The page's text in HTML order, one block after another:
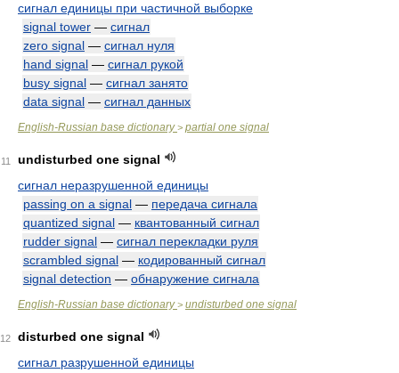
сигнал единицы при частичной выборке
signal tower — сигнал
zero signal — сигнал нуля
hand signal — сигнал рукой
busy signal — сигнал занято
data signal — сигнал данных
English-Russian base dictionary> partial one signal
11
undisturbed one signal
сигнал неразрушенной единицы
passing on a signal — передача сигнала
quantized signal — квантованный сигнал
rudder signal — сигнал перекладки руля
scrambled signal — кодированный сигнал
signal detection — обнаружение сигнала
English-Russian base dictionary> undisturbed one signal
12
disturbed one signal
сигнал разрушенной единицы